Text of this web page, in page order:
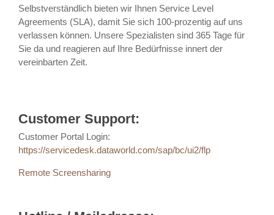
Selbstverständlich bieten wir Ihnen Service Level
Agreements (SLA), damit Sie sich 100-prozentig auf uns
verlassen können. Unsere Spezialisten sind 365 Tage für
Sie da und reagieren auf Ihre Bedürfnisse innert der
vereinbarten Zeit.
Customer Support:
Customer Portal Login:
https://servicedesk.dataworld.com/sap/bc/ui2/flp
Remote Screensharing